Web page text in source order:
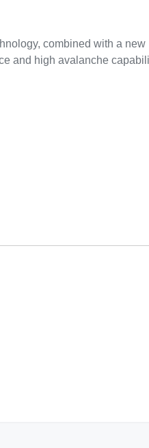
combined with a new
and high avalanche